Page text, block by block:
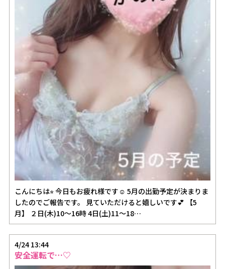
こんにちは⭐︎ 今日もお疲れ様です☺️ 5月の出勤予定が決まりま
したのでご報告です。 見ていただけると嬉しいです💕 【5
月】 ２日(木)10〜16時 4日(土)11〜18…
4/24 13:44
安全運転で…♡